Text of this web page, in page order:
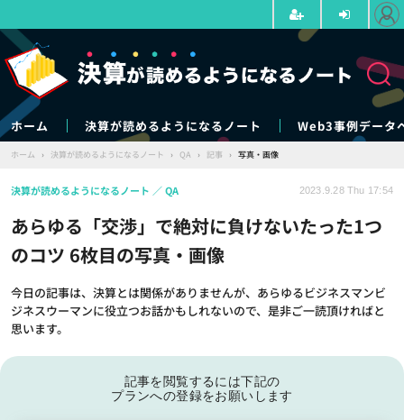
ホーム 決算が読めるようになるノート Web3事例データ
ホーム › 決算が読めるようになるノート › QA › 記事 › 写真・画像
あらゆる「交渉」で絶対に負けないたった1つ
のコツ 6枚目の写真・画像
今日の記事は、決算とは関係がありませんが、あらゆるビジネスマンビ
ジネスウーマンに役立つお話かもしれないので、是非ご一読頂ければと
思います。
決算が読めるようになるノート QA 2023.9.28 Thu 17:54
記事を閲覧するには下記の
プランへの登録をお願いします